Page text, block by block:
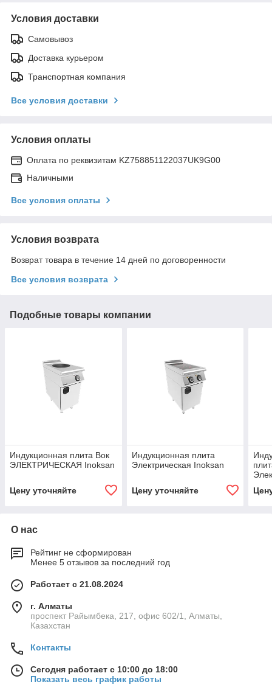
Условия доставки
Самовывоз
Доставка курьером
Транспортная компания
Все условия доставки
Условия оплаты
Оплата по реквизитам KZ758851122037UK9G00
Наличными
Все условия оплаты
Условия возврата
Возврат товара в течение 14 дней по договоренности
Все условия возврата
Подобные товары компании
Индукционная плита Вок
ЭЛЕКТРИЧЕСКАЯ Inoksan
Цену уточняйте
Индукционная плита
Электрическая Inoksan
Цену уточняйте
О нас
Рейтинг не сформирован
Менее 5 отзывов за последний год
Работает с 21.08.2024
г. Алматы
проспект Райымбека, 217, офис 602/1, Алматы,
Казахстан
Контакты
Сегодня работает с 10:00 до 18:00
Показать весь график работы